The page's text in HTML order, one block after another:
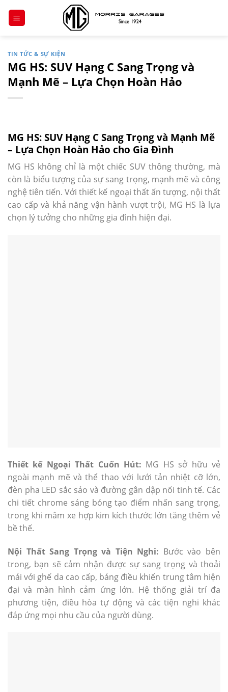
đến
TIN TỨC & SỰ KIỆN
MG HS: SUV Hạng C Sang Trọng và
Mạnh Mẽ – Lựa Chọn Hoàn Hảo
MG HS: SUV Hạng C Sang Trọng và Mạnh Mẽ
– Lựa Chọn Hoàn Hảo cho Gia Đình
MG HS không chỉ là một chiếc SUV thông thường, mà
còn là biểu tượng của sự sang trọng, mạnh mẽ và công
nghệ tiên tiến. Với thiết kế ngoại thất ấn tượng, nội thất
cao cấp và khả năng vận hành vượt trội, MG HS là lựa
chọn lý tưởng cho những gia đình hiện đại.
Thiết kế Ngoại Thất Cuốn Hút: MG HS sở hữu vẻ
ngoài mạnh mẽ và thể thao với lưới tản nhiệt cỡ lớn,
đèn pha LED sắc sảo và đường gân dập nổi tinh tế. Các
chi tiết chrome sáng bóng tạo điểm nhấn sang trọng,
trong khi mâm xe hợp kim kích thước lớn tăng thêm vẻ
bề thế.
Nội Thất Sang Trọng và Tiện Nghi: Bước vào bên
trong, bạn sẽ cảm nhận được sự sang trọng và thoải
mái với ghế da cao cấp, bảng điều khiển trung tâm hiện
đại và màn hình cảm ứng lớn. Hệ thống giải trí đa
phương tiện, điều hòa tự động và các tiện nghi khác
đáp ứng mọi nhu cầu của người dùng.